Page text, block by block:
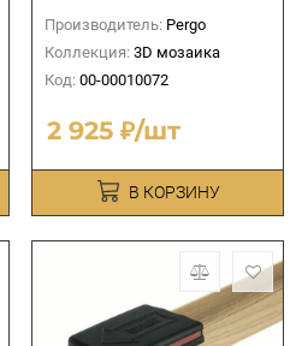
Производитель: Pergo
Коллекция: 3D мозаика
Код: 00-00010072
2 925 ₽/шт
В КОРЗИНУ